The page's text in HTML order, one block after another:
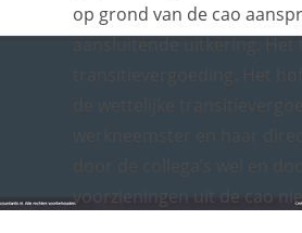
op grond van de cao
aansluitende uitkering.
voorzieningen uit de cao